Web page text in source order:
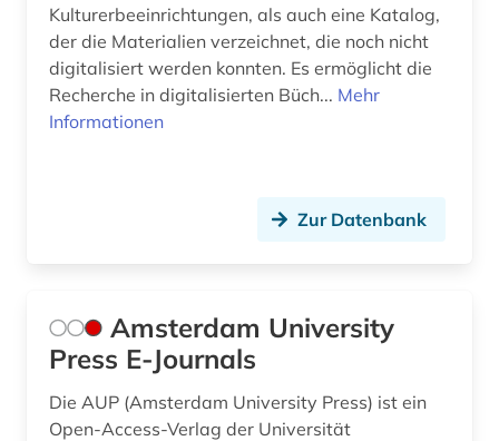
fichte (2)
filmarchiv (1)
findmittel (1)
finnisch (18)
Kulturerbeeinrichtungen, als auch eine Katalog,
der die Materialien verzeichnet, die noch nicht
digitalisiert werden konnten. Es ermöglicht die
Recherche in digitalisierten Büch... Mehr
Informationen
Zur Datenbank
Amsterdam University
Press E-Journals
Die AUP (Amsterdam University Press) ist ein
Open-Access-Verlag der Universität